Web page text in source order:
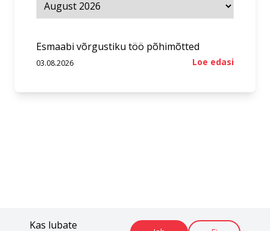
Kas lubate
Esmaabi võrgustiku töö põhimõtted
03.08.2026 Loe edasi